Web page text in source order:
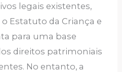
legais existentes,
Estatuto da Criança e
para uma base
direitos patrimoniais
No entanto, a